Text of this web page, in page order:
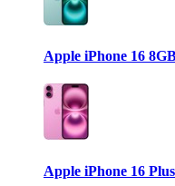
Apple iPhone 16
Apple iPhone 16